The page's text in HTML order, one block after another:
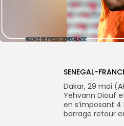
SENEGAL-
Dakar, 29 mai
Yehvann Diouf
en s’imposant
barrage retour